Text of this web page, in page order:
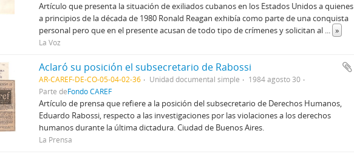
Artículo que presenta la situación de exiliados cubanos en los Estados Unidos a quienes
a principios de la década de 1980 Ronald Reagan exhibía como parte de una conquista
personal pero que en el presente acusan de todo tipo de crímenes y solicitan al ... »
La Voz
Aclaró su posición el subsecretario de Rabossi
AR-CAREF-DE-CO-05-04-02-36 Unidad documental simple
1984 agosto 30
Parte deFondo CAREF
Artículo de prensa que refiere a la posición del subsecretario de Derechos Humanos,
Eduardo Rabossi, respecto a las investigaciones por las violaciones a los derechos
humanos durante la última dictadura. Ciudad de Buenos Aires.
La Prensa